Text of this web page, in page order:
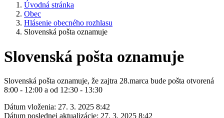
Úvodná stránka
Obec
Hlásenie obecného rozhlasu
Slovenská pošta oznamuje
Slovenská pošta oznamuje
Slovenská pošta oznamuje, že zajtra 28.marca bude pošta otvorená
8:00 - 12:00 a od 12:30 - 13:30
Dátum vloženia: 27. 3. 2025 8:42
Dátum poslednej aktualizácie: 27. 3. 2025 8:42